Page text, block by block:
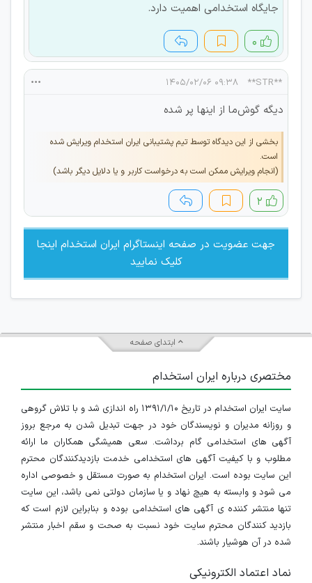
جایگاه استخدامی اهمیت دارد.
۰
**STR** ۰۹:۳۸ ۱۴۰۵/۰۲/۰۶
دیگه گوش‌ما از اینها پر شده
بخشی از این دیدگاه توسط تیم پشتیبانی ایران استخدام ویرایش شده
است.
(انجام ویرایش ممکن است به درخواست کاربر و یا دلایل دیگر باشد)
۲
جهت عضویت در صفحه اینستاگرام ایران استخدام اینجا
کلیک نمایید
ابتدای صفحه
مختصری درباره ایران استخدام
سایت ایران استخدام در تاریخ ۱۳۹۱/۱/۱۰ راه اندازی شد و با تلاش گروهی
و روزانه مدیران و نویسندگان خود در جهت تبدیل شدن به مرجع بروز
آگهی های استخدامی گام برداشت. سعی همیشگی همکاران ما ارائه
مطلوب و با کیفیت آگهی های استخدامی خدمت بازدیدکنندگان محترم
این سایت بوده است. ایران استخدام به صورت مستقل و خصوصی اداره
می شود و وابسته به هیچ نهاد و یا سازمان دولتی نمی باشد، این سایت
تنها منتشر کننده ی آگهی های استخدامی بوده و بنابراین لازم است که
بازدید کنندگان محترم سایت خود نسبت به صحت و سقم اخبار منتشر
شده در آن هوشیار باشند.
نماد اعتماد الکترونیکی